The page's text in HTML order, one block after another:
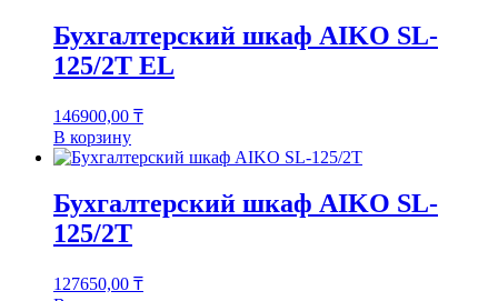
Бухгалтерский шкаф AIKO SL-
125/2Т EL
146900,00 ₸
В корзину
Бухгалтерский шкаф AIKO SL-
125/2Т
127650,00 ₸